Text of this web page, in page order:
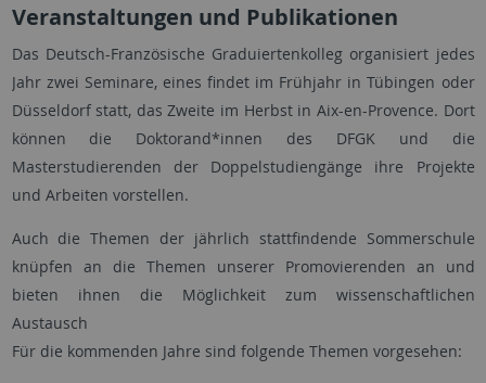
Veranstaltungen und Publikationen
Das Deutsch-Französische Graduiertenkolleg organisiert jedes
Jahr zwei Seminare, eines findet im Frühjahr in Tübingen oder
Düsseldorf statt, das Zweite im Herbst in Aix-en-Provence. Dort
können die Doktorand*innen des DFGK und die
Masterstudierenden der Doppelstudiengänge ihre Projekte
und Arbeiten vorstellen.
Auch die Themen der jährlich stattfindende Sommerschule
knüpfen an die Themen unserer Promovierenden an und
bieten ihnen die Möglichkeit zum wissenschaftlichen
Austausch
Für die kommenden Jahre sind folgende Themen vorgesehen: